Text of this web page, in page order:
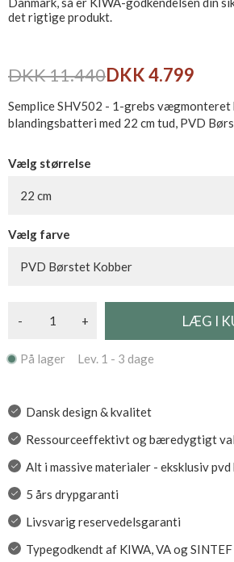
det rigtige produkt.
DKK 11.440DKK 4.799
Semplice SHV502 - 1-grebs vægmonteret
blandingsbatteri med 22 cm tud, PVD
Vælg størrelse
22 cm
Vælg farve
PVD Børstet Kobber
- +
På lager Lev. 1 - 3 dage
Dansk design & kvalitet
Ressourceeffektivt og bæredygtigt
Alt i massive materialer - eksklusiv
5 års drypgaranti
Livsvarig reservedelsgaranti
Typegodkendt af KIWA, VA og